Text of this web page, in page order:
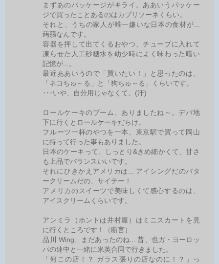
まずあのパッケージがキライ。ああいうパッケー
ジで買ったことあるのはカプリソーネくらい。
それと、うちの家人が唯一嫌いな日本の食材が...
蒟蒻なんです。
容器を押して出てくるおやつ、チューブに入れて
凍らせた人工砂糖水を幼少時によく味わった暗い
記憶が...。
最近ああいうので「買いたい！」と思ったのは、
「ネコちゅ～る」と「狗ちゅ～る」くらいです。
･･･いや、自分用じゃなくて。(汗)
ロールケーキのブーム、ありましたね～。デパ地
下に行くとロールケーキだらけ。
フルーツ一杯のやつを一本、東京駅で買って岡山
に持って行った事もありました。
日本のケーキって、しっとり&きめ細かくて、甘さ
も上品でバランスいいです。
それにひきかえアメリカは... アイシングだのバタ
ークリームだの、サイテー！
アメリカのスイーツで美味しくて感心するのは、
アイスクリームくらいです。
アンミラ（ホントは井村屋）はミニスカートを見
に行くところです！（断言）
品川 Wing、まだあったのね... 昔、也ガ・ヨーロッ
パの連中と一緒に米英合同で行きました。
「何この店！？ ガラス張りの店なのに！？」っ